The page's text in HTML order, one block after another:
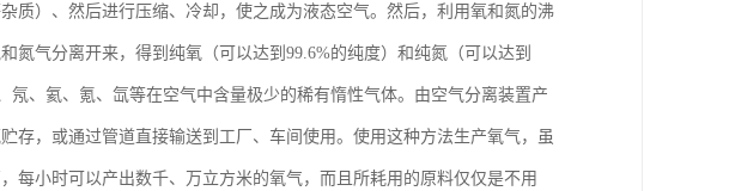
质）、然后进行压缩、冷却，使之成为液态空气。然后，利用氧和氮的沸
氮气分离开来，得到纯氧（可以达到99.6%的纯度）和纯氮（可以达到
、氦、氪、氙等在空气中含量极少的稀有惰性气体。由空气分离装置产
存，或通过管道直接输送到工厂、车间使用。使用这种方法生产氧气，虽
每小时可以产出数千、万立方米的氧气，而且所耗用的原料仅仅是不用